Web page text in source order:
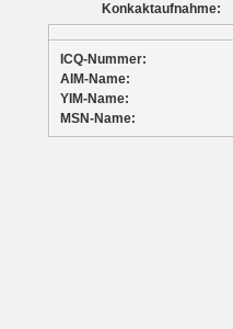
Konkaktaufnahme:
ICQ-Nummer:
AIM-Name:
YIM-Name:
MSN-Name: